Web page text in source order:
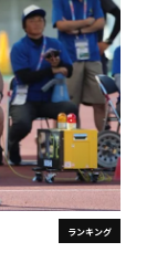
ランキング